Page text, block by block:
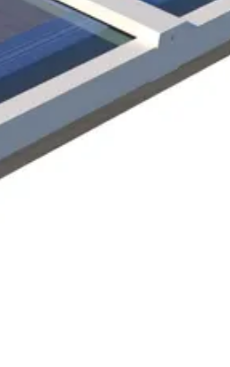
de lichtstraat. Zorg dat de
van de onderconstructie
Douglashout
Wit
Out of stock